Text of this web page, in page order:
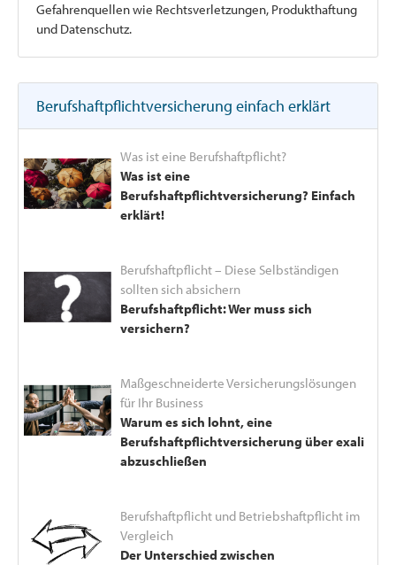
Gefahrenquellen wie Rechtsverletzungen, Produkthaftung
und Datenschutz.
Berufshaftpflichtversicherung einfach erklärt
Was ist eine Berufshaftpflicht?
Was ist eine
Berufshaftpflichtversicherung? Einfach
erklärt!
Berufshaftpflicht – Diese Selbständigen
sollten sich absichern
Berufshaftpflicht: Wer muss sich
versichern?
Maßgeschneiderte Versicherungslösungen
für Ihr Business
Warum es sich lohnt, eine
Berufshaftpflichtversicherung über exali
abzuschließen
Berufshaftpflicht und Betriebshaftpflicht im
Vergleich
Der Unterschied zwischen